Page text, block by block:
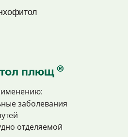
плющ®
заболевания
отделяемой